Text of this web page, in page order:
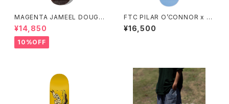
MAGENTA JAMEEL DOUGL
AS M STREET BOARD 1992
RETRO SHAPE 8.4インチ
¥14,850
10%OFF
FTC PILAR O’CONNOR x F
TC DECK 7.75インチ エフティ
ーシー ピラール オコナー エフ
¥16,500